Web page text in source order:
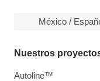
México /
Nuestros
Autoline™